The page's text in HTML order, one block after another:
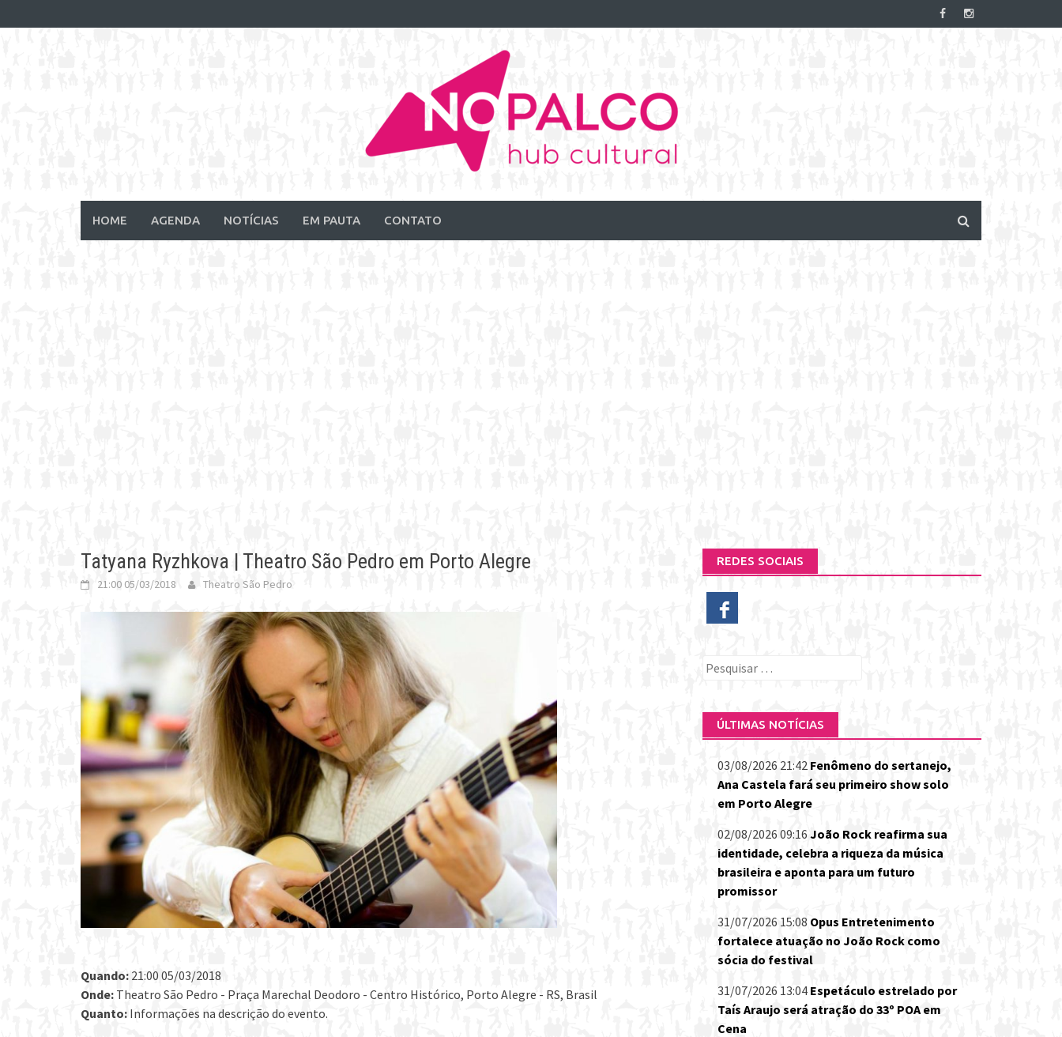
to
HOME AGENDA NOTÍCIAS EM PAUTA CONTATO
Tatyana Ryzhkova | Theatro São Pedro em Porto Alegre
21:00 05/03/2018 Theatro São Pedro
Quando: 21:00 05/03/2018
Onde: Theatro São Pedro - Praça Marechal Deodoro - Centro Histórico, Porto Alegre - RS, Brasil
Quanto: Informações na descrição do evento.
REDES SOCIAIS
Pesquisar
ÚLTIMAS NOTÍCIAS
03/08/2026 21:42 Fenômeno do sertanejo,
Ana Castela fará seu primeiro show solo
em Porto Alegre
02/08/2026 09:16 João Rock reafirma sua
identidade, celebra a riqueza da música
brasileira e aponta para um futuro
promissor
31/07/2026 15:08 Opus Entretenimento
fortalece atuação no João Rock como
sócia do festival
31/07/2026 13:04 Espetáculo estrelado por
Taís Araujo será atração do 33º POA em
Cena